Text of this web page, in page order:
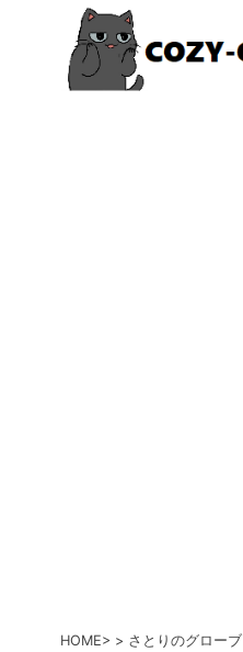
HOME さとりのグローブ